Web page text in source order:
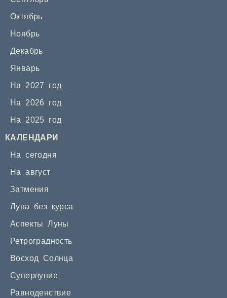
Октябрь
Ноябрь
Декабрь
Январь
На 2027 год
На 2026 год
На 2025 год
КАЛЕНДАРИ
На сегодня
На август
Затмения
Луна без курса
Аспекты Луны
Ретроградность
Восход Солнца
Суперлуние
Равноденствие